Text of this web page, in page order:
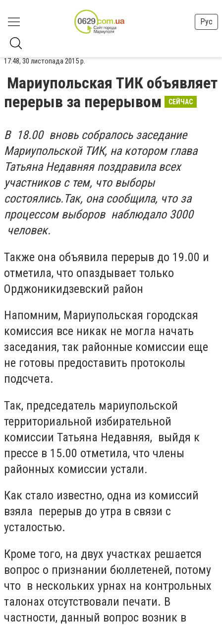
Рус
17:48, 30 листопада 2015 р.
Мариупольская ТИК объявляет
перерыв за перерывом
СЕЙЧАС
В 18.00 вновь собралось заседание
Мариупольской ТИК, на котором глава
Татьяна Недавняя поздравила всех
участников с тем, что выборы
состоялись.Так, она сообщила, что за
процессом выборов наблюдало 3000
человек.
Также она объявила перерыв до 19.00 и
отметила, что опаздывает только
Орджоникидзевский район
Напомним, Мариупольская городская
комиссия все никак не могла начать
заседания, так районные комиссии еще
не готовы предоставить протоколы
подсчета.
Так, председатель мариупольской
территориальной избирательной
комиссии Татьяна Недавняя, выйдя к
прессе в 15.00 отметила, что члены
районных комиссии устали.
Как стало известно, одна из комиссий
взяла перерыв до утра в связи с
усталостью.
Кроме того, на двух участках решается
вопрос о признании бюллетеней, потому
что в нескольких урнах на контрольных
талонах отсутствовали печати. В
частности, данный вопрос возник в